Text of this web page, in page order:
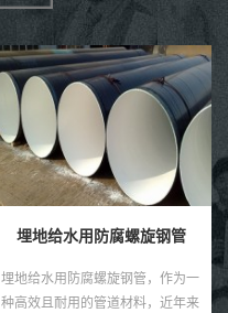
埋地给水用防腐螺旋钢管
埋地给水用防腐螺旋钢管，作为一
种高效且耐用的管道材料，近年来